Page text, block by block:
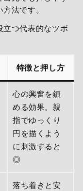
法です。
立つ代表的なツボ
特徴と押し方
心の興奮を鎮
める効果。親
指でゆっくり
円を描くよう
に刺激すると
◎
落ち着きと安